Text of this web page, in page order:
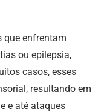
que enfrentam
ou epilepsia,
casos, esses
resultando em
e até ataques